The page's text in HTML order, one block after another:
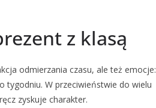
z klasą
odmierzania czasu, ale też emocje:
tygodniu. W przeciwieństwie do wielu
zyskuje charakter.